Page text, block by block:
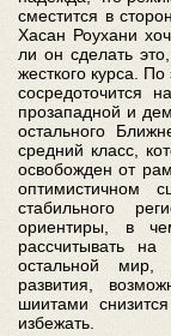
сместится в
Хасан Роухани
ли он сделать
жесткого курса.
сосредоточится
прозападной и
остального
средний класс,
освобожден от
оптимистичном
стабильного
ориентиры, в
рассчитывать
остальной мир,
развития,
шиитами
избежать.